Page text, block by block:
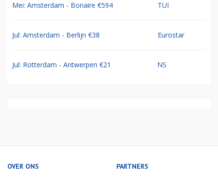
Mei: Amsterdam - Bonaire €594 TUI
Jul: Amsterdam - Berlijn €38 Eurostar
Jul: Rotterdam - Antwerpen €21 NS
OVER ONS PARTNERS